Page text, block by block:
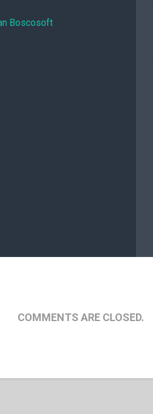
Boscosoft
COMMENTS ARE CLOSED.